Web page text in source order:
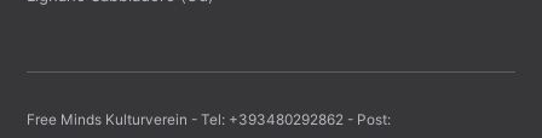
Free Minds Kulturverein - Tel: +393480292862 - Post: